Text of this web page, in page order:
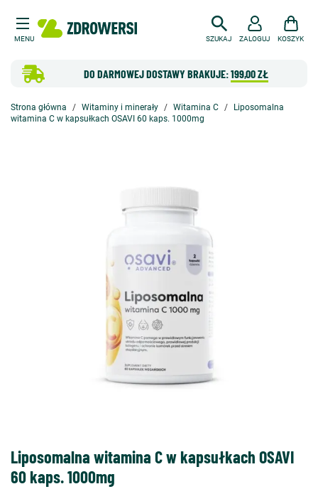
MENU SZUKAJ
DO DARMOWEJ DOSTAWY BRAKUJE:199,00 ZŁ
ZALOGUJ KOSZYK
Strona główna Witaminy i minerały Witamina C
Liposomalna
witamina C w kapsułkach OSAVI 60 kaps. 1000mg
Liposomalna witamina C w kapsułkach OSAVI
60 kaps. 1000mg